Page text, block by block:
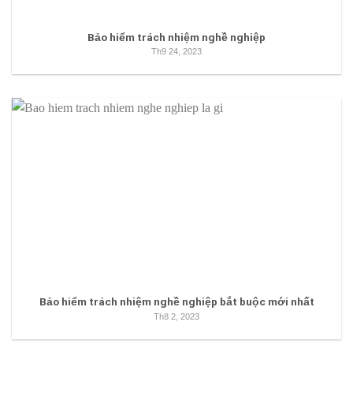
Bảo hiểm trách nhiệm nghề nghiệp
Th9 24, 2023
Bảo hiểm trách nhiệm nghề nghiệp bắt buộc mới nhất
Th8 2, 2023